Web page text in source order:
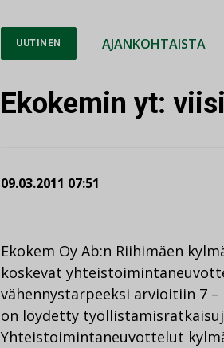
UUTINEN AJANKOHTAISTA
Ekokemin yt:
09.03.2011 07:51
Ekokem Oy Ab:n Riihimäen
koskevat
vähennystarpeeksi arvioitiin 7
on löydetty
Yhteistoimintaneuvottelut